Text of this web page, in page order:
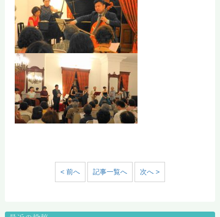
< 前へ 記事一覧へ 次へ >